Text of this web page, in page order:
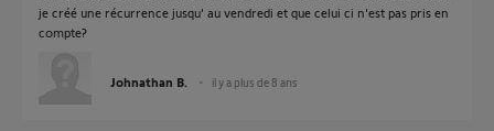
je créé une récurrence jusqu' au vendredi et que celui ci n'est pas pris en
compte?
Johnathan B. il y a plus de 8 ans